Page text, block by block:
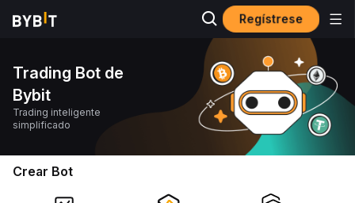
Regístrese
Trading Bot de
Bybit
Trading inteligente
simplificado
Crear Bot